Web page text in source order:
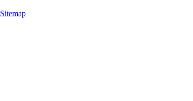
Sitemap